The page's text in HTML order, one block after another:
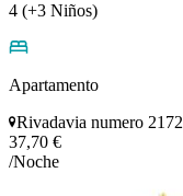
4 (+3 Niños)
Apartamento
Rivadavia numero 2172
37,70 €
/Noche